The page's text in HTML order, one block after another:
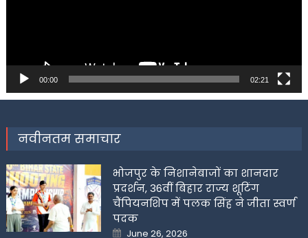
00:00 02:21
नवीनतम समाचार
भोजपुर के निशानेबाजों का शानदार
प्रदर्शन, 36वीं बिहार राज्य शूटिंग
चैंपियनशिप में पलक सिंह ने जीता स्वर्ण
पदक
Posted
June 26, 2026